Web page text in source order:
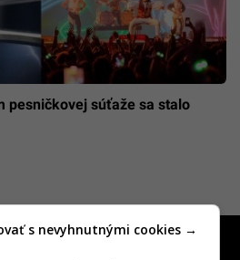
pesničkovej súťaže sa stalo
s nevyhnutnými cookies →